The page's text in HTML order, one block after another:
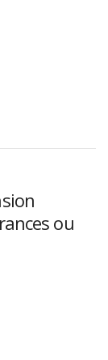
ou